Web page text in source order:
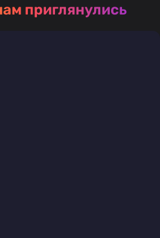
приглянулись